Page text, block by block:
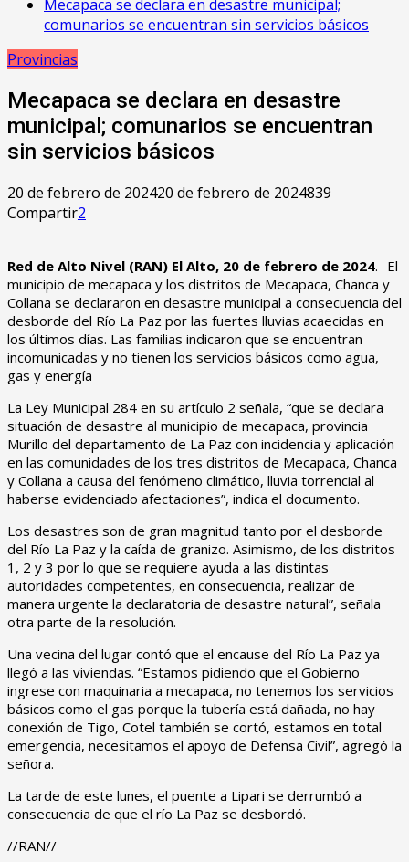
Mecapaca se declara en desastre municipal;
comunarios se encuentran sin servicios básicos
Provincias
Mecapaca se declara en desastre
municipal; comunarios se encuentran
sin servicios básicos
20 de febrero de 202420 de febrero de 2024839
Compartir2
Red de Alto Nivel (RAN) El Alto, 20 de febrero de 2024.- El
municipio de mecapaca y los distritos de Mecapaca, Chanca y
Collana se declararon en desastre municipal a consecuencia del
desborde del Río La Paz por las fuertes lluvias acaecidas en
los últimos días. Las familias indicaron que se encuentran
incomunicadas y no tienen los servicios básicos como agua,
gas y energía
La Ley Municipal 284 en su artículo 2 señala, “que se declara
situación de desastre al municipio de mecapaca, provincia
Murillo del departamento de La Paz con incidencia y aplicación
en las comunidades de los tres distritos de Mecapaca, Chanca
y Collana a causa del fenómeno climático, lluvia torrencial al
haberse evidenciado afectaciones”, indica el documento.
Los desastres son de gran magnitud tanto por el desborde
del Río La Paz y la caída de granizo. Asimismo, de los distritos
1, 2 y 3 por lo que se requiere ayuda a las distintas
autoridades competentes, en consecuencia, realizar de
manera urgente la declaratoria de desastre natural”, señala
otra parte de la resolución.
Una vecina del lugar contó que el encause del Río La Paz ya
llegó a las viviendas. “Estamos pidiendo que el Gobierno
ingrese con maquinaria a mecapaca, no tenemos los servicios
básicos como el gas porque la tubería está dañada, no hay
conexión de Tigo, Cotel también se cortó, estamos en total
emergencia, necesitamos el apoyo de Defensa Civil”, agregó la
señora.
La tarde de este lunes, el puente a Lipari se derrumbó a
consecuencia de que el río La Paz se desbordó.
//RAN//